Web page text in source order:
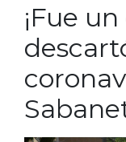
¡Fue